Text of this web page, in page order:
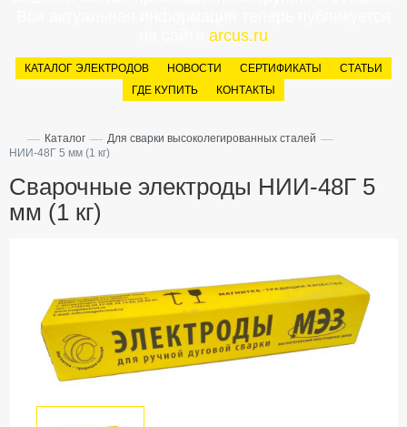
arcus.ru
КАТАЛОГ ЭЛЕКТРОДОВ НОВОСТИ СЕРТИФИКАТЫ
СТАТЬИ
ГДЕ КУПИТЬ
КОНТАКТЫ
— Каталог — Для сварки высоколегированных сталей —
НИИ-48Г 5 мм (1 кг)
Сварочные электроды НИИ-48Г 5
мм (1 кг)